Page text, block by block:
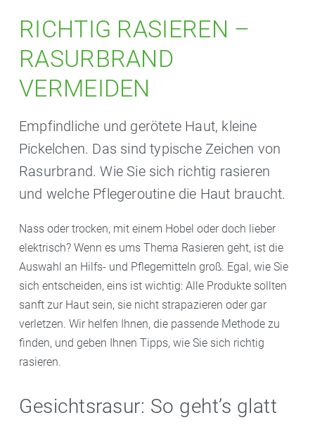
RICHTIG RASIEREN –
RASURBRAND
VERMEIDEN
Empfindliche und gerötete Haut, kleine
Pickelchen. Das sind typische Zeichen von
Rasurbrand. Wie Sie sich richtig rasieren
und welche Pflegeroutine die Haut braucht.
Nass oder trocken, mit einem Hobel oder doch lieber
elektrisch? Wenn es ums Thema Rasieren geht, ist die
Auswahl an Hilfs- und Pflegemitteln groß. Egal, wie Sie
sich entscheiden, eins ist wichtig: Alle Produkte sollten
sanft zur Haut sein, sie nicht strapazieren oder gar
verletzen. Wir helfen Ihnen, die passende Methode zu
finden, und geben Ihnen Tipps, wie Sie sich richtig
rasieren.
Gesichtsrasur: So geht’s glatt